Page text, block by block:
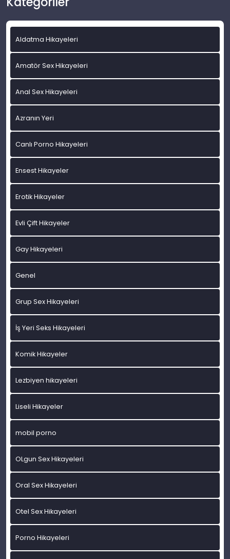
Aldatma Hikayeleri
Amatör Sex Hikayeleri
Anal Sex Hikayeleri
Azranın Yeri
Canlı Porno Hikayeleri
Ensest Hikayeler
Erotik Hikayeler
Evli Çift Hikayeler
Gay Hikayeleri
Genel
Grup Sex Hikayeleri
İş Yeri Seks Hikayeleri
Komik Hikayeler
Lezbiyen hikayeleri
Liseli Hikayeler
mobil porno
OLgun Sex Hikayeleri
Oral Sex Hikayeleri
Otel Sex Hikayeleri
Porno Hikayeleri